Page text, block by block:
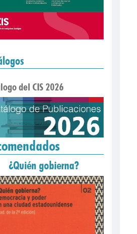
del CIS 2026
¿Quién gobierna?